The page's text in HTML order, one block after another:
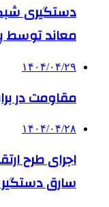
دستگیری
معاند توسط
۱۴۰۴/۰۴/۲۹
مقاومت در
۱۴۰۴/۰۴/۲۸
سارق